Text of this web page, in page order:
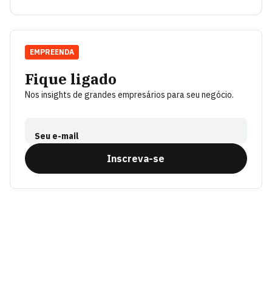
Fique ligado
Nos insights de grandes empresários para seu negócio.
Seu e-mail
Inscreva-se
EMPREENDA